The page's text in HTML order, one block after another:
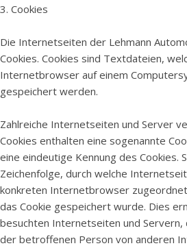
3. Cookies
Die Internetseiten der Lehmann
Cookies. Cookies sind Textdateien,
Internetbrowser auf einem
gespeichert werden.
Zahlreiche Internetseiten und Server
Cookies enthalten eine sogenannte
eine eindeutige Kennung des Cookies.
Zeichenfolge, durch welche
konkreten Internetbrowser
das Cookie gespeichert wurde. Dies
besuchten Internetseiten und Servern,
der betroffenen Person von anderen